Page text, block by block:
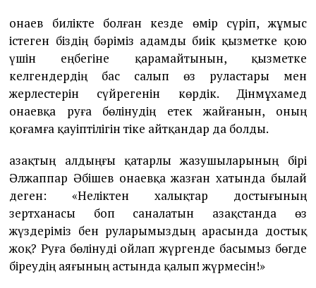
Қонаев билікте болған кезде өмір сүріп, жұмыс
істеген біздің бәріміз адамды биік қызметке қою
үшін еңбегіне қарамайтынын, қызметке
келгендердің бас салып өз руластары мен
жерлестерін сүйрегенін көрдік. Дінмұхамед
Қонаевқа руға бөлінудің етек жайғанын, оның
қоғамға қауіптілігін тіке айтқандар да болды.
Қазақтың алдыңғы қатарлы жазушыларының бірі
Әлжаппар Әбішев Қонаевқа жазған хатында былай
деген: «Неліктен халықтар достығының
зертханасы боп саналатын Қазақстанда өз
жүздеріміз бен руларымыздың арасында достық
жоқ? Руға бөлінуді ойлап жүргенде басымыз бөгде
біреудің аяғының астында қалып жүрмесін!»